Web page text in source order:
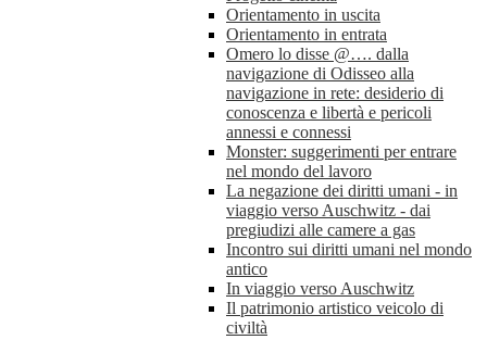
Orientamento in uscita
Orientamento in entrata
Omero lo disse @…. dalla
navigazione di Odisseo alla
navigazione in rete: desiderio di
conoscenza e libertà e pericoli
annessi e connessi
Monster: suggerimenti per entrare
nel mondo del lavoro
La negazione dei diritti umani - in
viaggio verso Auschwitz - dai
pregiudizi alle camere a gas
Incontro sui diritti umani nel mondo
antico
In viaggio verso Auschwitz
Il patrimonio artistico veicolo di
civiltà